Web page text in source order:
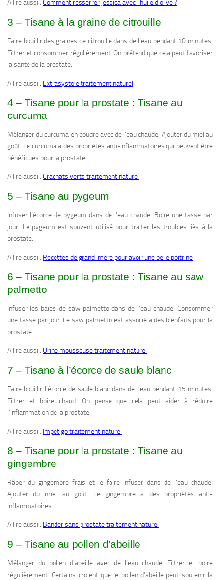
A lire aussi : Comment resserrer jessica avec l’huile d’olive ?
3 – Tisane à la graine de citrouille
Faire bouillir des graines de citrouille dans de l’eau pendant 10 minutes.
Filtrer et consommer régulièrement. On prétend que cela peut favoriser
la santé de la prostate.
A lire aussi : Extrasystole traitement naturel
4 – Tisane pour la prostate : Tisane au
curcuma
Mélanger du curcuma en poudre avec de l’eau chaude. Ajouter du miel au
goût. Le curcuma a des propriétés anti-inflammatoires qui peuvent être
bénéfiques pour la prostate.
A lire aussi : Crachats verts traitement naturel
5 – Tisane au pygeum
Infuser l’écorce de pygeum dans de l’eau chaude. Boire une tasse par
jour. Le pygeum est souvent utilisé pour traiter les troubles liés à la
prostate.
A lire aussi : Recettes de grand-mère pour avoir une belle poitrine
6 – Tisane pour la prostate : Tisane au saw
palmetto
Infuser les baies de saw palmetto dans de l’eau chaude. Consommer
une tasse par jour. Le saw palmetto est associé à des bienfaits pour la
prostate.
A lire aussi : Urine mousseuse traitement naturel
7 – Tisane à l’écorce de saule blanc
Faire bouillir l’écorce de saule blanc dans de l’eau pendant 15 minutes.
Filtrer et boire chaud. On pense que cela peut aider à réduire
l’inflammation de la prostate.
A lire aussi : Impétigo traitement naturel
8 – Tisane pour la prostate : Tisane au
gingembre
Râper du gingembre frais et le faire infuser dans de l’eau chaude.
Ajouter du miel au goût. Le gingembre a des propriétés anti-
inflammatoires.
A lire aussi : Bander sans prostate traitement naturel
9 – Tisane au pollen d’abeille
Mélanger du pollen d’abeille avec de l’eau chaude. Filtrer et boire
régulièrement. Certains croient que le pollen d’abeille peut soutenir la